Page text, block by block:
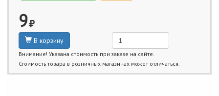
9
В корзину
Внимание! Указана стоимость при заказе на сайте.
Стоимость товара в розничных магазинах может отличаться.